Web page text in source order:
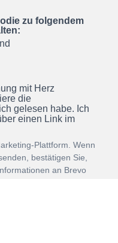
zu folgendem
mit Herz
die
gelesen habe. Ich
einen Link im
Plattform. Wenn
bestätigen Sie,
an Brevo